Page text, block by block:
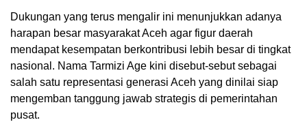
Dukungan yang terus mengalir ini menunjukkan adanya
harapan besar masyarakat Aceh agar figur daerah
mendapat kesempatan berkontribusi lebih besar di tingkat
nasional. Nama Tarmizi Age kini disebut-sebut sebagai
salah satu representasi generasi Aceh yang dinilai siap
mengemban tanggung jawab strategis di pemerintahan
pusat.